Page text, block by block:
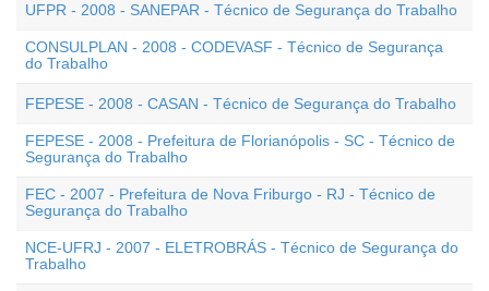
UFPR - 2008 - SANEPAR - Técnico de Segurança do Trabalho
CONSULPLAN - 2008 - CODEVASF - Técnico de Segurança
do Trabalho
FEPESE - 2008 - CASAN - Técnico de Segurança do Trabalho
FEPESE - 2008 - Prefeitura de Florianópolis - SC - Técnico de
Segurança do Trabalho
FEC - 2007 - Prefeitura de Nova Friburgo - RJ - Técnico de
Segurança do Trabalho
NCE-UFRJ - 2007 - ELETROBRÁS - Técnico de Segurança do
Trabalho